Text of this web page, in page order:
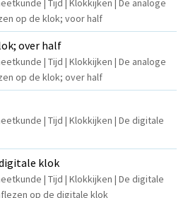
| Tijd | Klokkijken | De analoge
op de klok; voor half
over half
| Tijd | Klokkijken | De analoge
op de klok; over half
| Tijd | Klokkijken | De digitale
klok
| Tijd | Klokkijken | De digitale
op de digitale klok